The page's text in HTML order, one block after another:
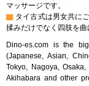
マッサージです。
▇ タイ古式は男女共に
揉みだけでなく四肢を曲
Dino-es.com is the
(Japanese, Asian,
Tokyo, Nagoya,
Akihabara and other